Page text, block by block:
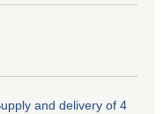
and delivery of 4